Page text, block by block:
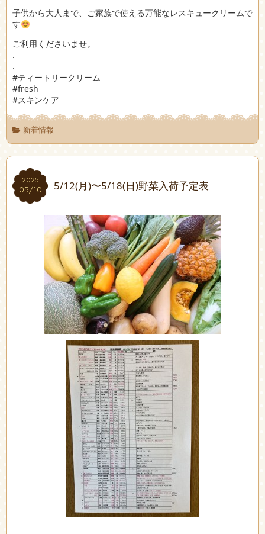
子供から大人まで、ご家族で使える万能なレスキュークリームで
す
ご利用くださいませ。
.
.
#ティートリークリーム
#fresh
#スキンケア
新着情報
2025
05/10
2025
05/10 5/12(月)〜5/18(日)野菜入荷予定表